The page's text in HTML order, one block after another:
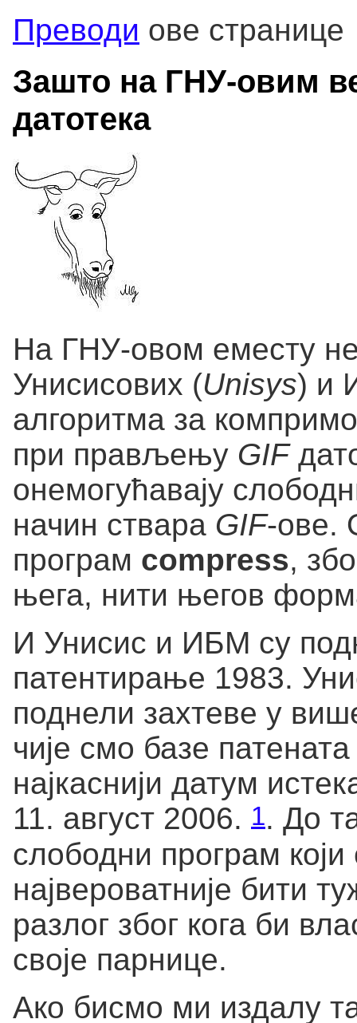
Преводи ове странице
Зашто на ГНУ-овим
датотека
На ГНУ-овом еместу
Унисисових (Unisys) и
алгоритма за
при прављењу GIF
онемогућавају
начин ствара GIF-ове.
програм compress,
њега, нити његов
И Унисис и ИБМ су
патентирање 1983.
поднели захтеве у
чије смо базе
најкаснији датум
11. август 2006. 1. До
слободни програм
највероватније бити
разлог због кога би
своје парнице.
Ако бисмо ми издалу